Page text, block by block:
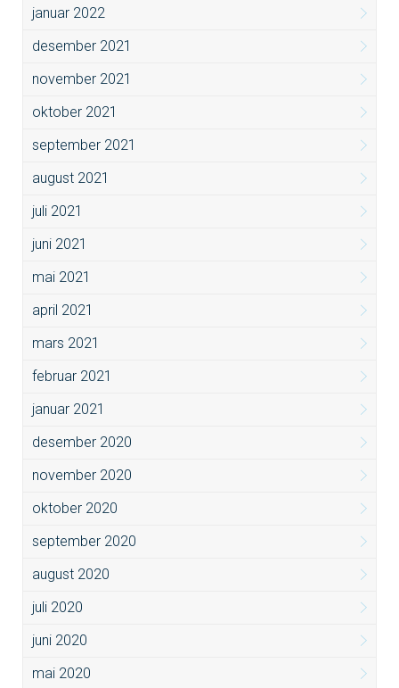
januar 2022
desember 2021
november 2021
oktober 2021
september 2021
august 2021
juli 2021
juni 2021
mai 2021
april 2021
mars 2021
februar 2021
januar 2021
desember 2020
november 2020
oktober 2020
september 2020
august 2020
juli 2020
juni 2020
mai 2020